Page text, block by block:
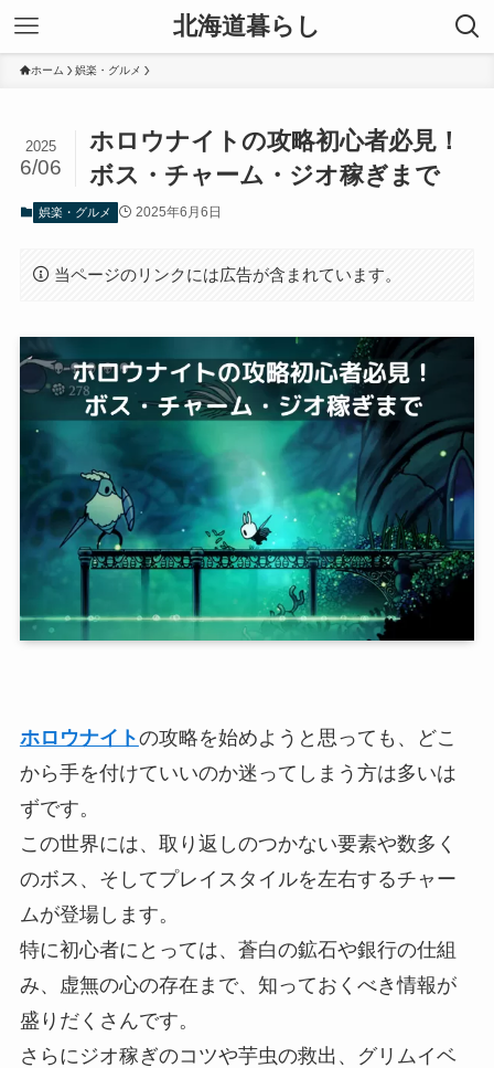
北海道暮らし
ホーム 娯楽・グルメ
ホロウナイトの攻略初心者必見！
ボス・チャーム・ジオ稼ぎまで
2025
6/06
娯楽・グルメ 2025年6月6日
当ページのリンクには広告が含まれています。
ホロウナイトの攻略を始めようと思っても、どこ
から手を付けていいのか迷ってしまう方は多いは
ずです。
この世界には、取り返しのつかない要素や数多く
のボス、そしてプレイスタイルを左右するチャー
ムが登場します。
特に初心者にとっては、蒼白の鉱石や銀行の仕組
み、虚無の心の存在まで、知っておくべき情報が
盛りだくさんです。
さらにジオ稼ぎのコツや芋虫の救出、グリムイベ